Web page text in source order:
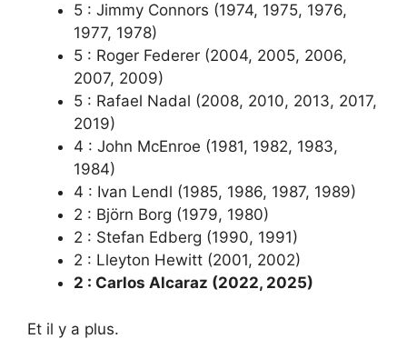
5 : Jimmy Connors (1974, 1975, 1976,
1977, 1978)
5 : Roger Federer (2004, 2005, 2006,
2007, 2009)
5 : Rafael Nadal (2008, 2010, 2013, 2017,
2019)
4 : John McEnroe (1981, 1982, 1983,
1984)
4 : Ivan Lendl (1985, 1986, 1987, 1989)
2 : Björn Borg (1979, 1980)
2 : Stefan Edberg (1990, 1991)
2 : Lleyton Hewitt (2001, 2002)
2 : Carlos Alcaraz (2022, 2025)
Et il y a plus.